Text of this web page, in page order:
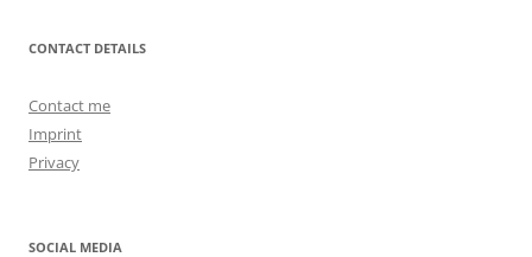
CONTACT DETAILS
Contact me
Imprint
Privacy
SOCIAL MEDIA